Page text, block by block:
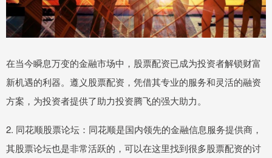
在当今瞬息万变的金融市场中，股票配资已成为投资者解锁财富
新机遇的利器。遵义股票配资，凭借其专业的服务和灵活的融资
方案，为投资者提供了助力投资腾飞的强大助力。
2. 同花顺股票论坛：同花顺是国内领先的金融信息服务提供商，
其股票论坛也是非常活跃的，可以在这里找到很多股票配资的讨